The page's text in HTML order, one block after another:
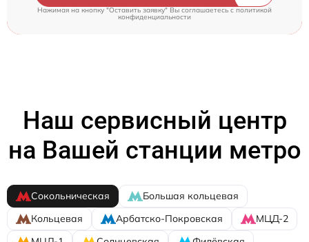
Нажимая на кнопку "Оставить заявку" Вы соглашаетесь cполитикой
конфиденциальности
Наш сервисный центр
на Вашей станции метро
Сокольническая
Большая кольцевая
Кольцевая
Арбатско-Покровская
МЦД-2